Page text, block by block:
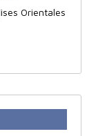
Orientales